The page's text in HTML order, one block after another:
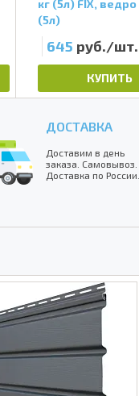
кг (5л) FIX, ведро
(5л)
645 руб./шт.
КУПИТЬ
ДОСТАВКА
Доставим в день
заказа. Самовывоз.
Доставка по России.